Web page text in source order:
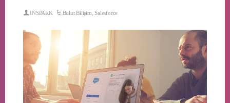
INSPARK Bulut Bilişim ,Salesforce